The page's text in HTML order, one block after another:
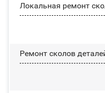
Локальная ремонт
Ремонт сколов